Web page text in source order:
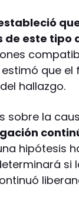
este tipo
que
hallazgo.
sobre la
hipótesis
si